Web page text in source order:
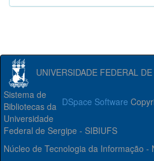
UNIVERSIDADE FEDERAL
DSpace Software
Sistema de
Bibliotecas da
Universidade
Federal de Sergipe - SIBIUFS
Núcleo de Tecnologia da Informação -